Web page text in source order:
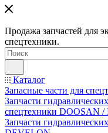
Продажа запчастей для
спецтехники.
Каталог
Запасные части для
Запчасти
спецтехники DOOSAN
Запчасти